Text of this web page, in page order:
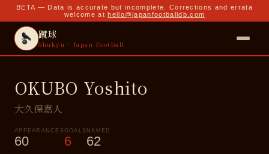
BETA — Data is accurate but incomplete. Corrections and errata
welcome at hello@japanfootballdb.com
蹴球
Shukyu · Japan Football
OKUBO Yoshito
大久保嘉人
APPEARANCES
60
GOALS
6
NAMED
62